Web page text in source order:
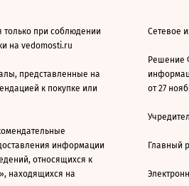
только при соблюдении
на vedomosti.ru
представленные на
к покупке или
информации
относящихся к
находящихся на
Сетевое
Решение
от 27
Главный